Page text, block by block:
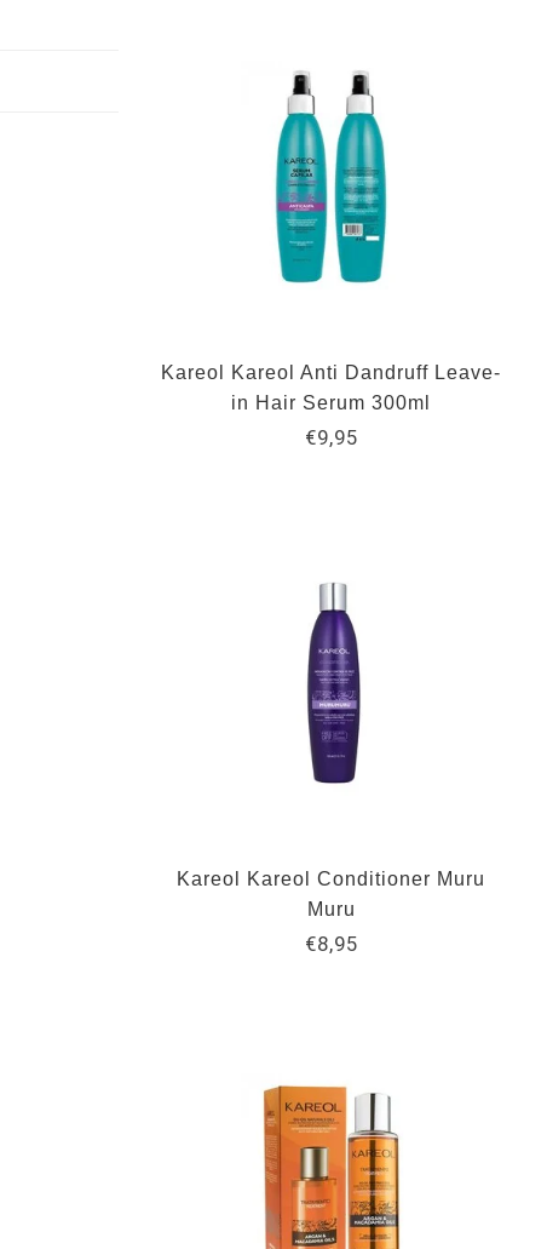
Kareol Kareol Anti Dandruff Leave-
in Hair Serum 300ml
€9,95
Kareol Kareol Conditioner Muru
Muru
€8,95